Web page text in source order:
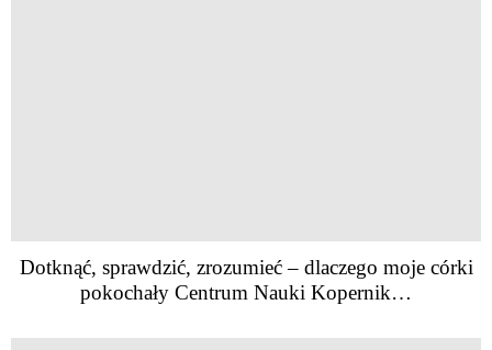
Dotknąć, sprawdzić, zrozumieć – dlaczego moje córki
pokochały Centrum Nauki Kopernik…